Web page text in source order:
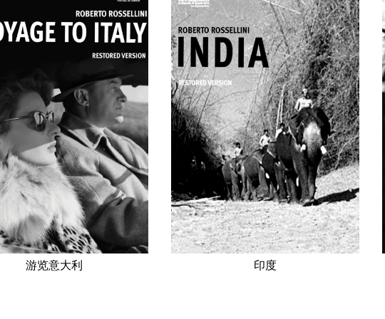
游览意大利 印度